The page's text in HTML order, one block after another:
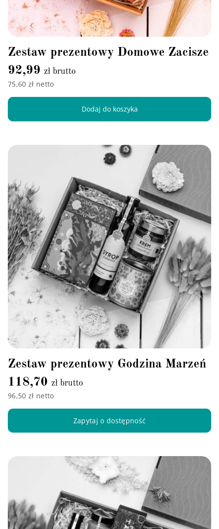
Zestaw prezentowy Domowe Zacisze
92,99 zł brutto
75,60 zł netto
Dodaj do koszyka
Zestaw prezentowy Godzina Marzeń
118,70 zł brutto
96,50 zł netto
Zapytaj o dostępność